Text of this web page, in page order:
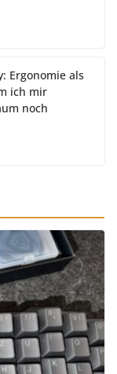
Ergonomie als
ich mir
noch